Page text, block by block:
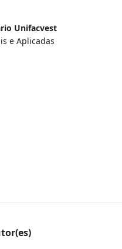
Unifacvest
e Aplicadas